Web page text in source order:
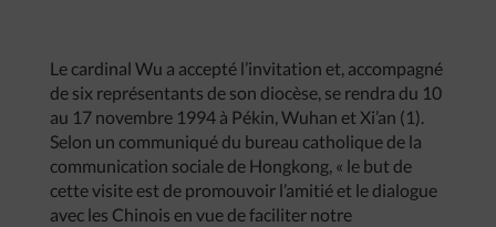
Le cardinal Wu a accepté l’invitation et, accompagné
de six représentants de son diocèse, se rendra du 10
au 17 novembre 1994 à Pékin, Wuhan et Xi’an (1).
Selon un communiqué du bureau catholique de la
communication sociale de Hongkong, « le but de
cette visite est de promouvoir l’amitié et le dialogue
avec les Chinois en vue de faciliter notre